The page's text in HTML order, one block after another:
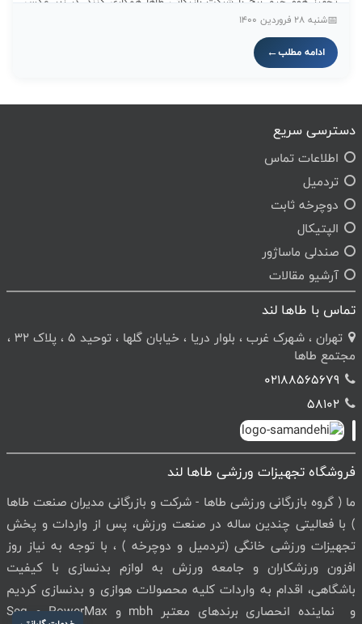
اوور دستگاه های هوازی
شنبه 28 فروردين 1400
ادامه مطلب
دسترسی سریع
اطلاعات تماس
تردمیل
دوچرخه ثابت
الپتیکال
صندلی ماساژور
آرشیو مقالات
تماس با طاها لند
تهران ، شهرک غرب ، بلوار دریا ، خیابان گلها ، توحید 5 ، پلاک 32 ،
مجتمع طاها
02188565679
58102
فروشگاه تجهیزات ورزشی طاها لند
ما ( گروه بازرگانی ورزشی طاها - شرکت و بازرگانی مدیران صنعت طاها
) با فعالیتی چندین ساله در صنعت ورزش، پس از واردات و پخش
تجهیزات ورزشی خانگی (تردمیل و دوچرخه ) ، با توجه به نیاز روز
افزون ورزشکاران و جامعه ورزش به لوازم بدنسازی با کیفیت
باشگاهی، اقدام به واردات کلیه محصولات هوازی و بدنسازی کردیم
و نماینده انحصاری برندهای معتبر mbh و PowerMax و Seg